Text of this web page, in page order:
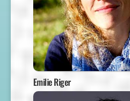
Emilie Riger